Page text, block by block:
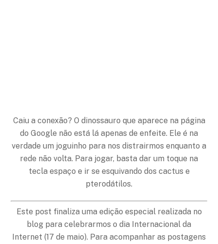
Caiu a conexão? O dinossauro que aparece na página
do Google não está lá apenas de enfeite. Ele é na
verdade um joguinho para nos distrairmos enquanto a
rede não volta. Para jogar, basta dar um toque na
tecla espaço e ir se esquivando dos cactus e
pterodátilos.
Este post finaliza uma edição especial realizada no
blog para celebrarmos o dia Internacional da
Internet (17 de maio). Para acompanhar as postagens